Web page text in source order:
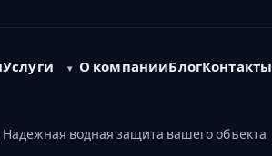
Услуги О компанииБлогКонтакты
водная защита вашего объекта